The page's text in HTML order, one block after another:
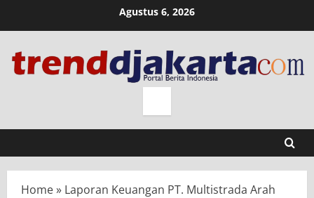
Agustus 6, 2026
Home» Laporan Keuangan PT. Multistrada Arah